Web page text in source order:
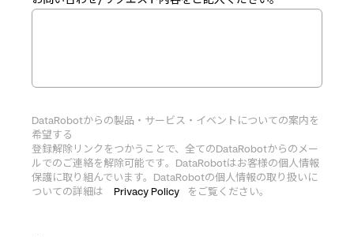
DataRobotからの製品・サービス・ イベントについての案内を
希望する
登録解除リンクをつかうことで、 全てのDataRobotからのメー
ルでのご連絡を解除可能です。 DataRobotはお客様の個人情報
保護に取り組んでいます。 DataRobotの個人情報の取り扱いに
ついての詳細は
Privacy Policy をご覧ください。